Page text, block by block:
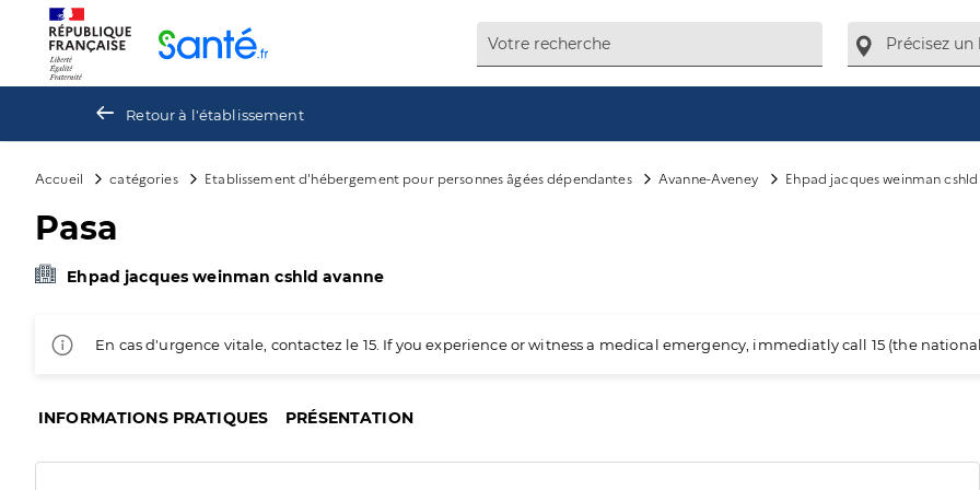
Retour à l'établissement
Accueil catégories Etablissement d'hébergement pour personnes âgées dépendantes Avanne-Aveney Ehpad jacques weinman
Pasa
Ehpad jacques weinman cshld avanne
En cas d'urgence vitale, contactez le 15. If you experience or witness a medical emergency, immediatly call 15 (the
INFORMATIONS PRATIQUES PRÉSENTATION
Panneau de gestion des cookies